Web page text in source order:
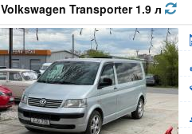
Volkswagen Transporter 1.9 л